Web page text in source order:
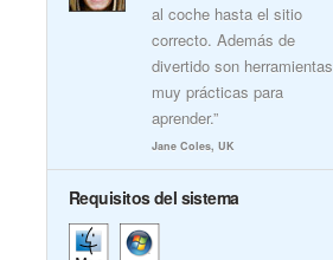
al coche hasta el sitio
correcto. Además de
divertido son herramientas
muy prácticas para
aprender.”
Jane Coles, UK
Requisitos del sistema